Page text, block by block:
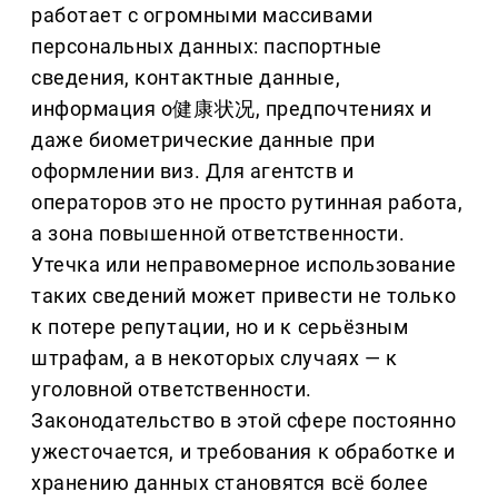
работает с огромными массивами
персональных данных: паспортные
сведения, контактные данные,
информация о健康状况, предпочтениях и
даже биометрические данные при
оформлении виз. Для агентств и
операторов это не просто рутинная работа,
а зона повышенной ответственности.
Утечка или неправомерное использование
таких сведений может привести не только
к потере репутации, но и к серьёзным
штрафам, а в некоторых случаях — к
уголовной ответственности.
Законодательство в этой сфере постоянно
ужесточается, и требования к обработке и
хранению данных становятся всё более